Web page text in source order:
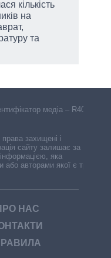
кількість
на
та
медіа – R40-
права захищені і
сайту залишає за
яка
авторами якої є треті
НАС